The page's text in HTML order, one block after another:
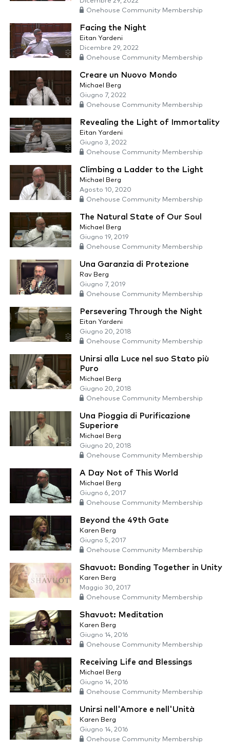
Onehouse Community Membership
Facing the Night
Eitan Yardeni
Dicembre 29, 2022
Onehouse Community Membership
Creare un Nuovo Mondo
Michael Berg
Giugno 7, 2022
Onehouse Community Membership
Revealing the Light of Immortality
Eitan Yardeni
Giugno 3, 2022
Onehouse Community Membership
Climbing a Ladder to the Light
Michael Berg
Agosto 10, 2020
Onehouse Community Membership
The Natural State of Our Soul
Michael Berg
Giugno 19, 2019
Onehouse Community Membership
Una Garanzia di Protezione
Rav Berg
Giugno 7, 2019
Onehouse Community Membership
Persevering Through the Night
Eitan Yardeni
Giugno 20, 2018
Onehouse Community Membership
Unirsi alla Luce nel suo Stato più
Puro
Michael Berg
Giugno 20, 2018
Onehouse Community Membership
Una Pioggia di Purificazione
Superiore
Michael Berg
Giugno 20, 2018
Onehouse Community Membership
A Day Not of This World
Michael Berg
Giugno 6, 2017
Onehouse Community Membership
Beyond the 49th Gate
Karen Berg
Giugno 5, 2017
Onehouse Community Membership
Shavuot: Bonding Together in Unity
Karen Berg
Maggio 30, 2017
Onehouse Community Membership
Shavuot: Meditation
Karen Berg
Giugno 14, 2016
Onehouse Community Membership
Receiving Life and Blessings
Michael Berg
Giugno 14, 2016
Onehouse Community Membership
Unirsi nell'Amore e nell'Unità
Karen Berg
Giugno 14, 2016
Onehouse Community Membership